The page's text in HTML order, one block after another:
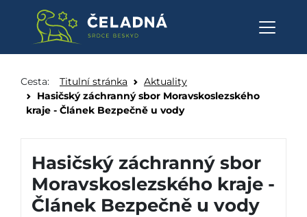
Cesta: Titulní stránka
Aktuality
Hasičský záchranný sbor Moravskoslezského
kraje - Článek Bezpečně u vody
Hasičský záchranný sbor
Moravskoslezského kraje -
Článek Bezpečně u vody